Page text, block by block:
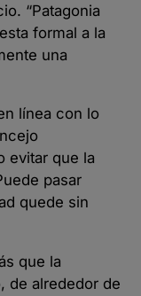
“Patagonia
formal a la
una
línea con lo
evitar que la
pasar
quede sin
que la
de alrededor de